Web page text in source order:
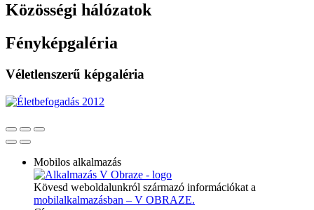
Közösségi hálózatok
Fényképgaléria
Véletlenszerű képgaléria
Mobilos alkalmazás
Kövesd weboldalunkról származó információkat a
mobilalkalmazásban – V OBRAZE.